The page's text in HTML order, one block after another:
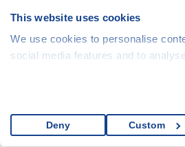
This website uses cookies
We use cookies to personalise
social media features and to
media, advertising and analytics
them or that they’ve collected from
services.
Custom
Deny